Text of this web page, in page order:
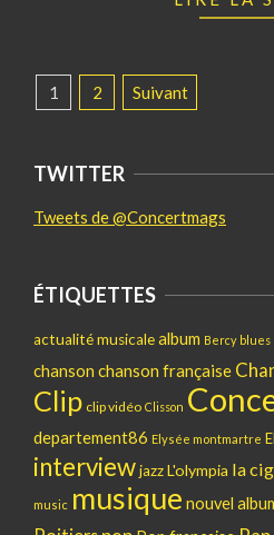
PAGINATION
DES
1 2 Suivant
TWITTER
Tweets de @Concertmags
ÉTIQUETTES
actualité musicalealbum Bercy blues
chanson chanson française
Clip clip vidéo Clisson
departement86 Elysée montmartre
interviewjazzL'olympia la
music musique nouvel